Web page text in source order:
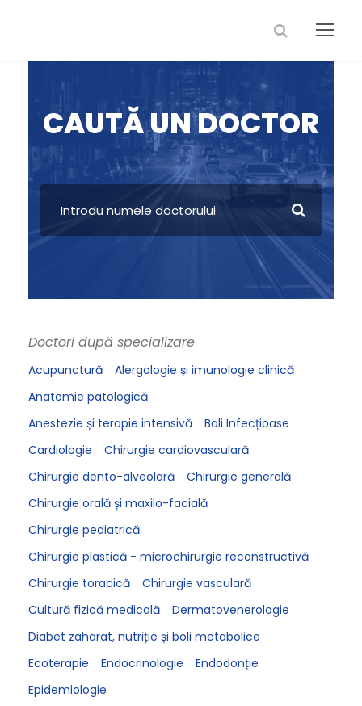
CAUTĂ UN DOCTOR
Doctori după specializare
Acupunctură
Alergologie și imunologie clinică
Anatomie patologică
Anestezie și terapie intensivă
Boli Infecțioase
Cardiologie
Chirurgie cardiovasculară
Chirurgie dento-alveolară
Chirurgie generală
Chirurgie orală și maxilo-facială
Chirurgie pediatrică
Chirurgie plastică - microchirurgie reconstructivă
Chirurgie toracică
Chirurgie vasculară
Cultură fizică medicală
Dermatovenerologie
Diabet zaharat, nutriție și boli metabolice
Ecoterapie
Endocrinologie
Endodonție
Epidemiologie